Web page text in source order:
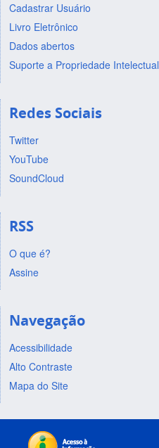
Cadastrar Usuário
Livro Eletrônico
Dados abertos
Suporte a Propriedade Intelectual
Redes Sociais
Twitter
YouTube
SoundCloud
RSS
O que é?
Assine
Navegação
Acessibilidade
Alto Contraste
Mapa do Site